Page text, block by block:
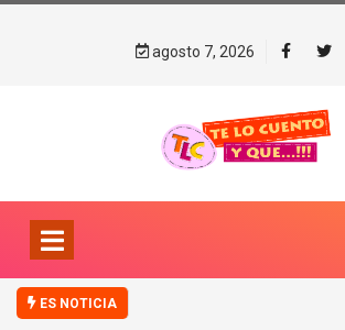
agosto 7, 2026
ES NOTICIA